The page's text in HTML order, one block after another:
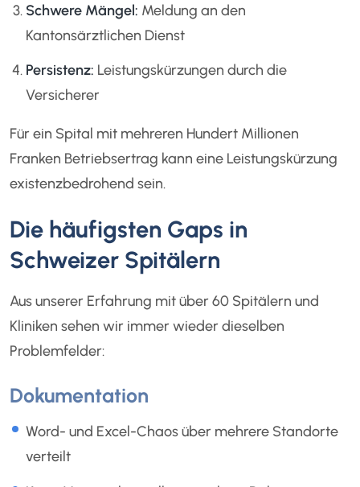
Schwere Mängel: Meldung an den
Kantonsärztlichen Dienst
Persistenz: Leistungskürzungen durch die
Versicherer
Für ein Spital mit mehreren Hundert Millionen
Franken Betriebsertrag kann eine Leistungskürzung
existenzbedrohend sein.
Die häufigsten Gaps in
Schweizer Spitälern
Aus unserer Erfahrung mit über 60 Spitälern und
Kliniken sehen wir immer wieder dieselben
Problemfelder:
Dokumentation
Word- und Excel-Chaos über mehrere Standorte
verteilt